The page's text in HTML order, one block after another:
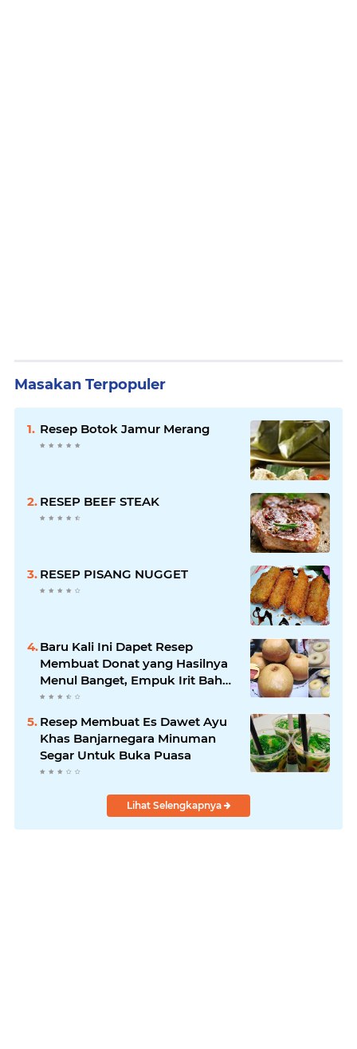
Masakan Terpopuler
Resep Botok Jamur Merang
RESEP BEEF STEAK
RESEP PISANG NUGGET
Baru Kali Ini Dapet Resep
Membuat Donat yang Hasilnya
Menul Banget, Empuk Irit Bahan
!
Resep Membuat Es Dawet Ayu
Khas Banjarnegara Minuman
Segar Untuk Buka Puasa
Lihat Selengkapnya